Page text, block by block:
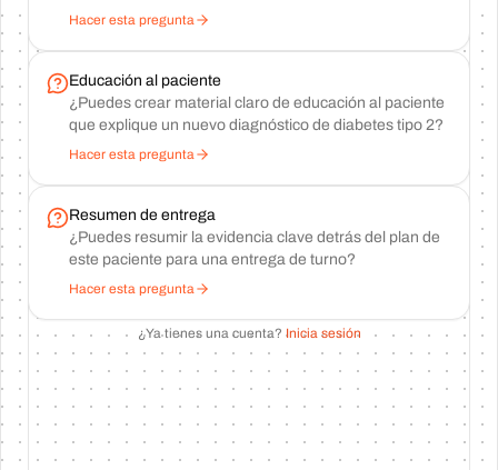
Hacer esta pregunta
Educación al paciente
¿Puedes crear material claro de educación al paciente
que explique un nuevo diagnóstico de diabetes tipo 2?
Hacer esta pregunta
Resumen de entrega
¿Puedes resumir la evidencia clave detrás del plan de
este paciente para una entrega de turno?
Hacer esta pregunta
¿Ya tienes una cuenta? Inicia sesión